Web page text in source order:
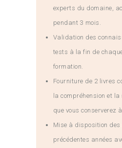
experts du domaine,
pendant 3 mois.
Validation des
tests à la fin de
formation.
Fourniture de 2 livres
la compréhension et
que vous conserverez
Mise à disposition des
précédentes années